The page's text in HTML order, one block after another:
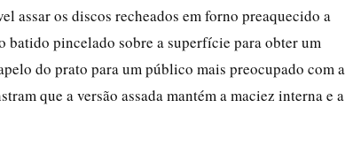
assar os discos recheados em forno preaquecido a
batido pincelado sobre a superfície para obter um
do prato para um público mais preocupado com a
que a versão assada mantém a maciez interna e a